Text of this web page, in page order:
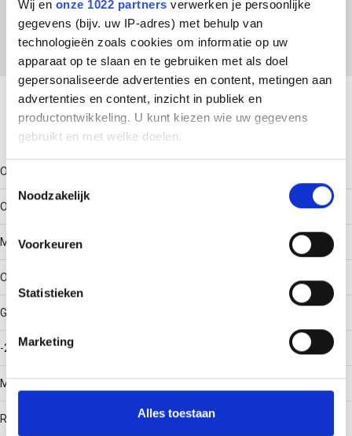
Wij en onze 1022 partners verwerken je persoonlijke
gegevens (bijv. uw IP-adres) met behulp van
technologieën zoals cookies om informatie op uw
apparaat op te slaan en te gebruiken met als doel
gepersonaliseerde advertenties en content, metingen aan
advertenties en content, inzicht in publiek en
productontwikkeling. U kunt kiezen wie uw gegevens
gebruikt en met welke doelen.
Informatie verzamelen over uw geografische locatie,
Uw apparaat identificeren door het actief te scannen
op specifieke eigenschappen (fingerprinting)
verwerkt en stel uw voorkeuren in het
detailgedeelte in.
personaliseren, om functies voor social media te bieden
en om ons websiteverkeer te analyseren. Ook delen we
Toestemmingsselectie
Noodzakelijk
Voorkeuren
Statistieken
Marketing
Alles toestaan
EC001002 - Dekselklem voor kabeldraagsysteem
Download productsheet
Technische gegevens
Oppervlaktebescherming
Overig
Materiaalkwaliteit
Overig
Gebruikstemperatuur
-20 - 120
Materiaal
Roestvaststaal (RVS)